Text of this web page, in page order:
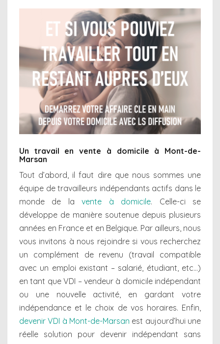
Un travail en vente à domicile à Mont-de-
Marsan
Tout d’abord, il faut dire que nous sommes une
équipe de travailleurs indépendants actifs dans le
monde de lavente à domicile. Celle-ci se
développe de manière soutenue depuis plusieurs
années en France et en Belgique. Par ailleurs, nous
vous invitons à nous rejoindre si vous recherchez
un complément de revenu (travail compatible
avec un emploi existant – salarié, étudiant, etc…)
en tant que VDI – vendeur à domicile indépendant
ou une nouvelle activité, en gardant votre
indépendance et le choix de vos horaires. Enfin,
devenir VDI à Mont-de-Marsan est aujourd’hui une
réelle solution pour devenir indépendant sans